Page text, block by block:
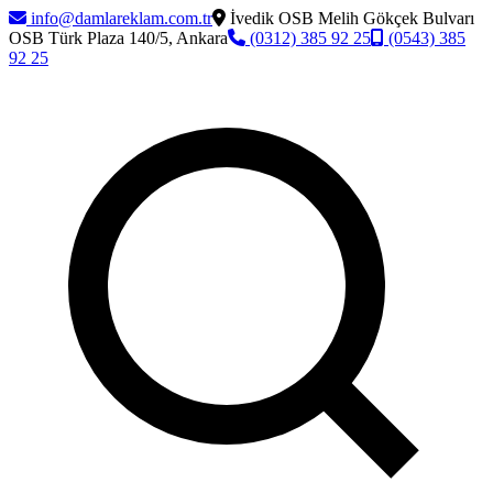
info@damlareklam.com.tr
İvedik OSB Melih Gökçek Bulvarı
OSB Türk Plaza 140/5, Ankara
(0312) 385 92 25
(0543) 385
92 25